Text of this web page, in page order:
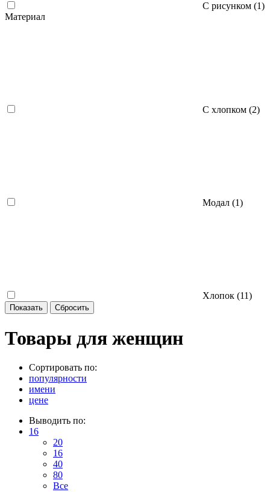
С рисунком (1)
Материал
С хлопком (2)
Модал (1)
Хлопок (11)
Товары для женщин
Сортировать по:
популярности
имени
цене
Выводить по:
16
20
16
40
80
Все